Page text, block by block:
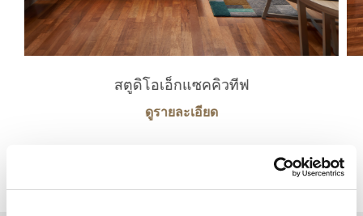
สตูดิโอเอ็กแซคคิวทีฟ
ดูรายละเอียด